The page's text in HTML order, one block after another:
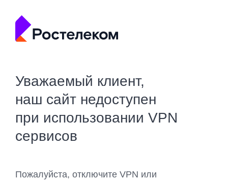
Уважаемый клиент,
наш сайт недоступен
при использовании VPN
сервисов
Пожалуйста, отключите VPN или